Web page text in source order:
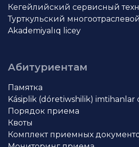
Кегейлийский сервисный
Турткульский
Akademiyalıq licey
Абитуриентам
Памятка
Kásiplik (dóretiwshilik) imtihanlar
Порядок приема
Квоты
Комплект приемных